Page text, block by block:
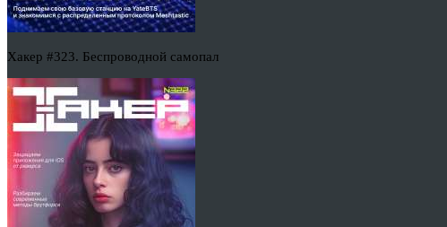
Хакер #323. Беспроводной самопал